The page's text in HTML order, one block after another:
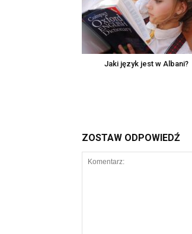
Jaki język jest w Albani?
ZOSTAW ODPOWIEDŹ